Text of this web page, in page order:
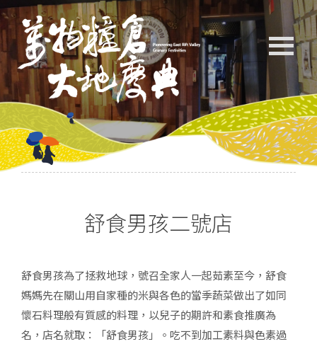
舒食男孩二號店
舒食男孩為了拯救地球，號召全家人一起茹素至今，舒食
媽媽先在關山用自家種的米與各色的當季蔬菜做出了如同
懷石料理般有質感的料理，以兒子的期許和素食推廣為
名，店名就取：「舒食男孩」。吃不到加工素料與色素過